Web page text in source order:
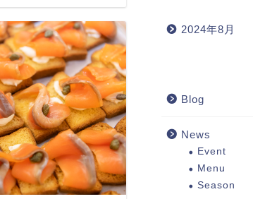
2024年8月
Blog
News
Event
Menu
Season